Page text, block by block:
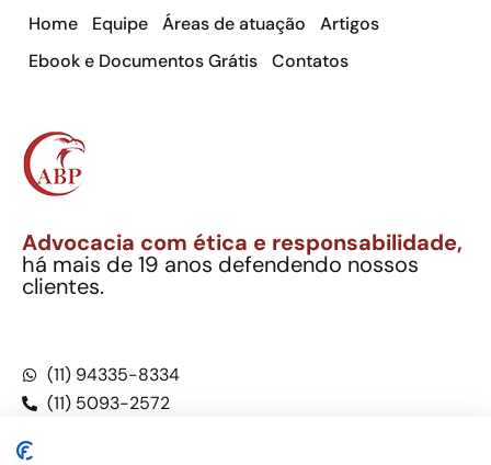
Home Equipe Áreas de atuação
Artigos
Ebook e Documentos Grátis
Contatos
Advocacia com ética e responsabilidade,
há mais de 19 anos defendendo nossos
clientes.
(11) 94335-8334
(11) 5093-2572